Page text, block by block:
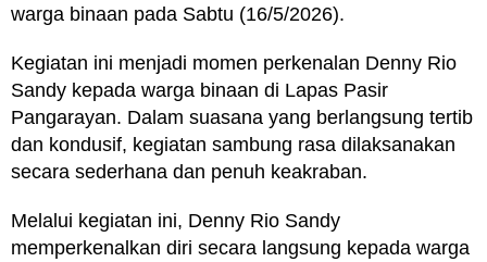
warga binaan pada Sabtu (16/5/2026).
Kegiatan ini menjadi momen perkenalan Denny Rio
Sandy kepada warga binaan di Lapas Pasir
Pangarayan. Dalam suasana yang berlangsung tertib
dan kondusif, kegiatan sambung rasa dilaksanakan
secara sederhana dan penuh keakraban.
Melalui kegiatan ini, Denny Rio Sandy
memperkenalkan diri secara langsung kepada warga